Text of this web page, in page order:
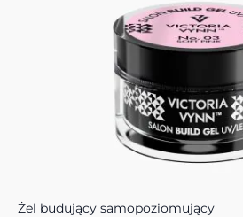
Żel budujący samopoziomujący